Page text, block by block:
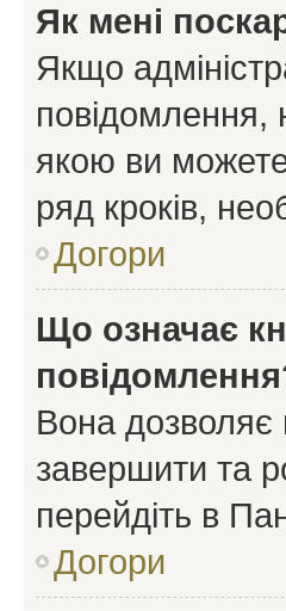
Як мені
Якщо
повідомлення,
якою ви
ряд кроків,
Догори
Що означає
Вона дозволяє
завершити та
перейдіть в
Догори